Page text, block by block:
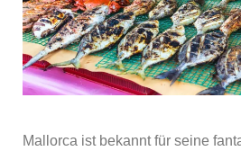
Mallorca ist bekannt für seine